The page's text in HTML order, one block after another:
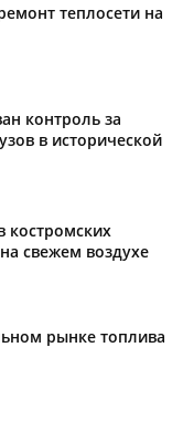
теплосети на
контроль за
в исторической
костромских
свежем воздухе
рынке топлива